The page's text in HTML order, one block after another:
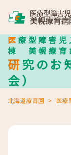
医療型障害児入所施設・療養介護・療養病
棟 美幌療育
研究のお知らせ（倫理審査委員
会）
北海道療育園 医療